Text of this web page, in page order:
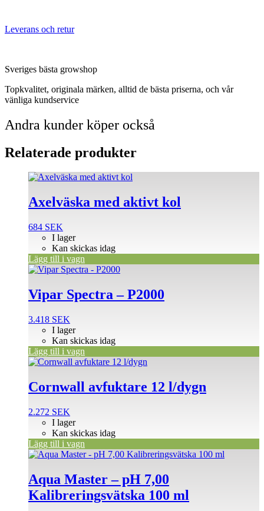
Leverans och retur
Sveriges bästa growshop
Topkvalitet, originala märken, alltid de bästa priserna, och vår
vänliga kundservice
Andra kunder köper också
Relaterade produkter
Axelväska med aktivt kol
684 SEK
I lager
Kan skickas idag
Lägg till i vagn
Vipar Spectra – P2000
3.418 SEK
I lager
Kan skickas idag
Lägg till i vagn
Cornwall avfuktare 12 l/dygn
2.272 SEK
I lager
Kan skickas idag
Lägg till i vagn
Aqua Master – pH 7,00
Kalibreringsvätska 100 ml